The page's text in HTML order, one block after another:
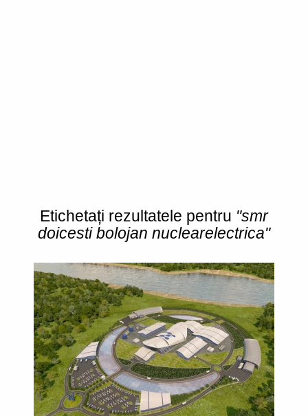
Etichetați rezultatele pentru "smr
doicesti bolojan nuclearelectrica"